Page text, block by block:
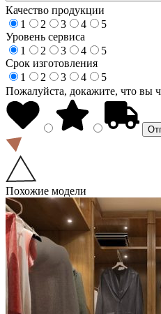
Качество продукции
1
2 3 4
5
Уровень сервиса
1
2 3 4
5
Срок изготовления
1
2 3 4
5
Пожалуйста, докажите, что вы
Похожие модели